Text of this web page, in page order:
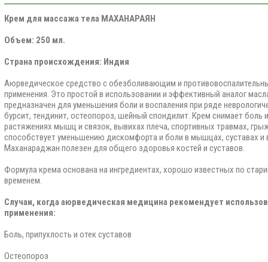
Крем для массажа тела МАХАНАРАЯН
Объем: 250 мл.
Страна происхождения: Индия
Аюрведическое средство с обезболивающим и
применения. Это простой в использовании и эффективный аналог
предназначен для уменьшения боли и воспаления при ряде
бурсит, тендинит, остеопороз, шейный спондилит. Крем снимает боль
растяжениях мышц и связок, вывихах плеча, спортивных травмах,
способствует уменьшению дискомфорта и боли в мышцах, суставах и
Маханараджан полезен для общего здоровья костей и суставов.
Формула крема основана на ингредиентах, хорошо известных по
временем.
Случаи, когда аюрведическая медицина рекомендует
применения:
Боль, припухлость и отек суставов
Остеопороз